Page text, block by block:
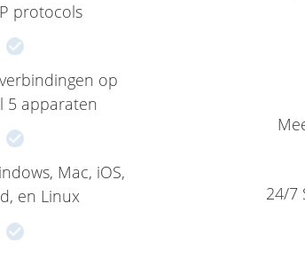
protocols
op
5 apparaten
Mac, iOS,
en Linux
24/7